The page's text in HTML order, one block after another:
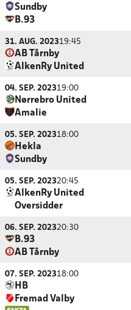
Sundby
B.93
31. AUG. 202319:45
AB Tårnby
AlkenRy United
04. SEP. 202319:00
Nørrebro United
Amalie
05. SEP. 202318:00
Hekla
Sundby
05. SEP. 202320:45
AlkenRy United
Oversidder
06. SEP. 202320:30
B.93
AB Tårnby
07. SEP. 202318:00
HB
Fremad Valby